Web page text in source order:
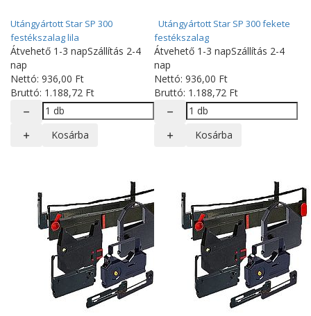
Utángyártott Star SP 300
festékszalag lila
Átvehető 1-3 napSzállítás 2-4
nap
Nettó: 936,00 Ft
Bruttó: 1.188,72 Ft
Kosárba
Utángyártott Star SP 300 fekete
festékszalag
Átvehető 1-3 napSzállítás 2-4
nap
Nettó: 936,00 Ft
Bruttó: 1.188,72 Ft
Kosárba